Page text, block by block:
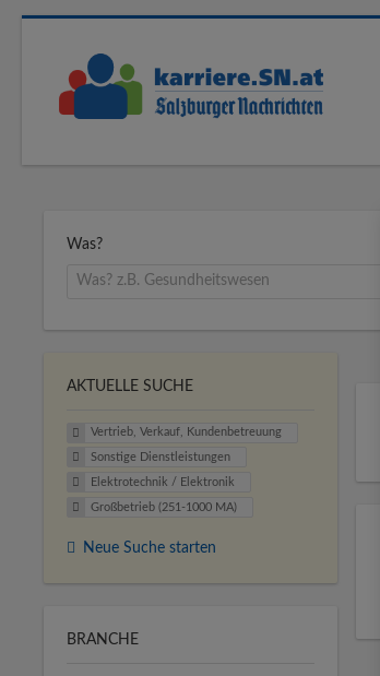
Was?
AKTUELLE SUCHE
Vertrieb, Verkauf, Kundenbetreuung
Sonstige Dienstleistungen
Elektrotechnik / Elektronik
Großbetrieb (251-1000 MA)
Neue Suche starten
BRANCHE